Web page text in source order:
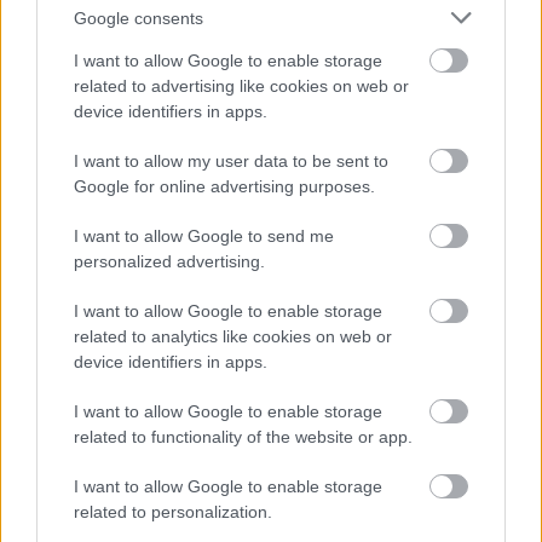
Google consents
I want to allow Google to enable storage
related to advertising like cookies on web or
device identifiers in apps.
I want to allow my user data to be sent to
Google for online advertising purposes.
I want to allow Google to send me
personalized advertising.
I want to allow Google to enable storage
related to analytics like cookies on web or
device identifiers in apps.
I want to allow Google to enable storage
related to functionality of the website or app.
I want to allow Google to enable storage
related to personalization.
késztet], ahogy ezt Plinius Secundus mondja, vagy
a jóllakottságról [saturitas], amelyben a vágy jelen
van, nevezték el, ahogy ezt Platina [Bartholomaeus
Platina] tanúsítja.
A borsikafű egy hasznos gyógynövény, zsenge
virágokkal, a törzsről növő levelekkel, kék
kedveli. A természetből a kertbe átültetett
borsikafű megél, de nem olyan szapora.
Felmelegít és kiszárít a negyedik fokon.
Gyógyhatása és hasznossága
Ezt a gyógynövényt a kolosztrummal [előtej] együtt
a meghűlt mellkasra kenjük, gyógyítja azt. Az
ájultakat meggyógyítja, ha isznak a szerből. Így
szedve jótékony hatású a máj-, lép- és
gyomorbetegségek ellen, megtisztítja az asszonyi
helyeket.
A várandósak kerüljék a növényt és az illatát.